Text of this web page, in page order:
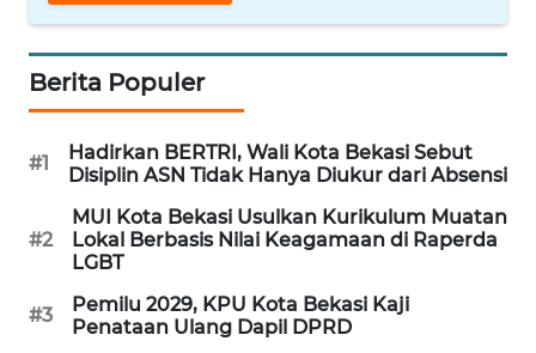
Berita Populer
#1
Hadirkan BERTRI, Wali Kota Bekasi Sebut
Disiplin ASN Tidak Hanya Diukur dari Absensi
#2
MUI Kota Bekasi Usulkan Kurikulum Muatan
Lokal Berbasis Nilai Keagamaan di Raperda
LGBT
#3
Pemilu 2029, KPU Kota Bekasi Kaji
Penataan Ulang Dapil DPRD
MAJALENGKA
WN
WN
SUKABUMI
WN
WN